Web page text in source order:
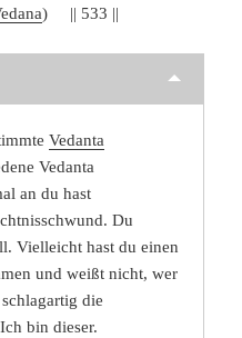
) || 533 ||
Vedanta
Vedanta
an du hast
Du
Vielleicht hast du einen
und weißt nicht, wer
die
bin dieser.